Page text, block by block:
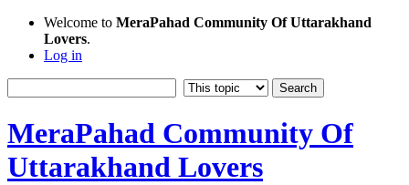
Welcome to MeraPahad Community Of Uttarakhand
Lovers.
Log in
MeraPahad Community Of
Uttarakhand Lovers